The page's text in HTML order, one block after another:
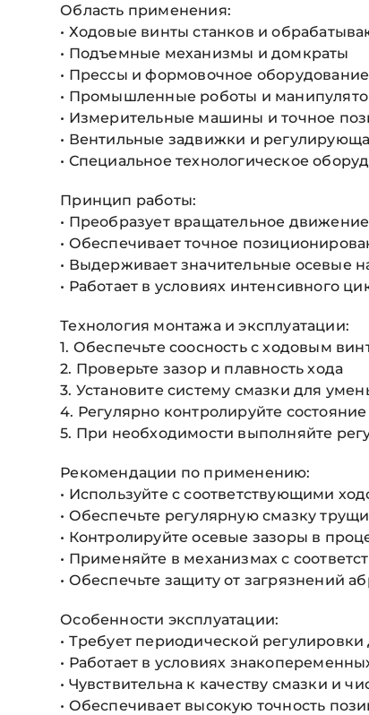
Область применения:
• Ходовые винты станков и
• Подъемные механизмы и домкраты
• Прессы и формовочное оборудование
• Промышленные роботы и
• Измерительные машины и точное
• Вентильные задвижки и
• Специальное технологическое
Принцип работы:
• Преобразует вращательное
• Обеспечивает точное
• Выдерживает значительные осевые
• Работает в условиях интенсивного
Технология монтажа и эксплуатации:
1. Обеспечьте соосность с ходовым
2. Проверьте зазор и плавность хода
3. Установите систему смазки для
4. Регулярно контролируйте
5. При необходимости выполняйте
Рекомендации по применению:
• Используйте с соответствующими
• Обеспечьте регулярную смазку
• Контролируйте осевые зазоры в
• Применяйте в механизмах с
• Обеспечьте защиту от загрязнений
Особенности эксплуатации:
• Требует периодической
• Работает в условиях
• Чувствительна к качеству смазки и
• Обеспечивает высокую точность